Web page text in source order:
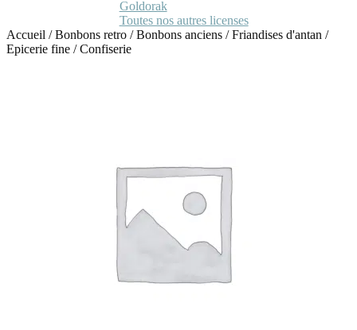
Goldorak
Toutes nos autres licenses
Accueil /Bonbons retro /Bonbons anciens / Friandises d'antan /
Epicerie fine / Confiserie